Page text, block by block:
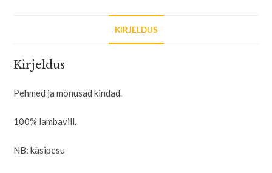
KIRJELDUS
Kirjeldus
Pehmed ja mõnusad kindad.
100% lambavill.
NB: käsipesu